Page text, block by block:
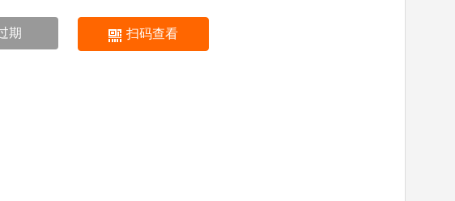
期 扫码查看